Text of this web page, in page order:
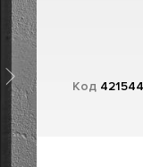
Код 421544